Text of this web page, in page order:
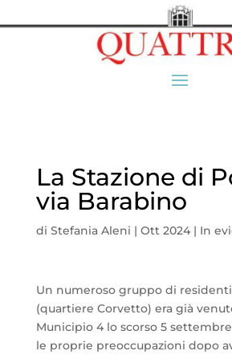
La Stazione di
via Barabino
di Stefania Aleni | Ott 2024| In
Un numeroso gruppo di
(quartiere Corvetto) era già
Municipio 4 lo scorso 5
le proprie preoccupazioni dopo